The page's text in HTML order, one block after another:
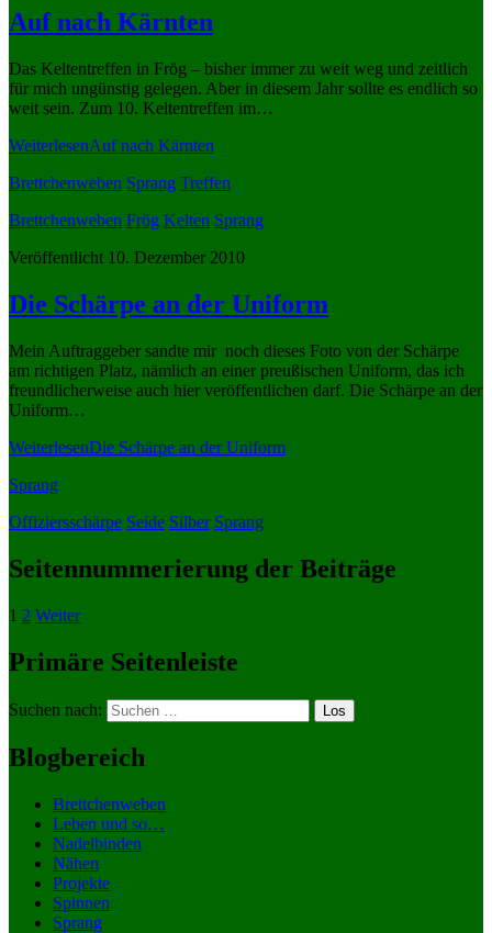
Auf nach Kärnten
Das Keltentreffen in Frög – bisher immer zu weit weg und zeitlich
für mich ungünstig gelegen. Aber in diesem Jahr sollte es endlich so
weit sein. Zum 10. Keltentreffen im…
WeiterlesenAuf nach Kärnten
Brettchenweben Sprang Treffen
Brettchenweben Frög Kelten Sprang
Veröffentlicht 10. Dezember 2010
Die Schärpe an der Uniform
Mein Auftraggeber sandte mir noch dieses Foto von der Schärpe
am richtigen Platz, nämlich an einer preußischen Uniform, das ich
freundlicherweise auch hier veröffentlichen darf. Die Schärpe an der
Uniform…
WeiterlesenDie Schärpe an der Uniform
Sprang
Offiziersschärpe Seide Silber Sprang
Seitennummerierung der Beiträge
1 2 Weiter
Primäre Seitenleiste
Suchen nach:
Blogbereich
Brettchenweben
Leben und so…
Nadelbinden
Nähen
Projekte
Spinnen
Sprang